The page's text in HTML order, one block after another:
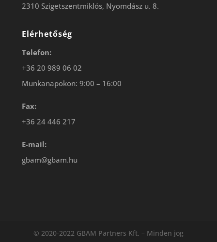
2310 Szigetszentmiklós, Nyomdász u. 8.
Elérhetőség
Telefon:
+36 20 989 06 02
Munkanapokon: 9:00 – 16:00
Fax:
+36 24 446 217
E-mail:
gbam@gbam.hu
© 2020-2022 GBAM Partners Kft. – Minden jog